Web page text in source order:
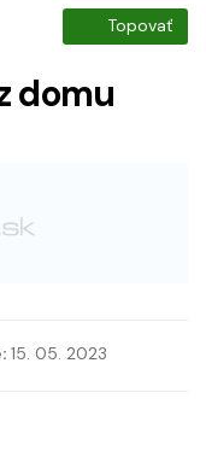
Topovať
domu
15. 05. 2023